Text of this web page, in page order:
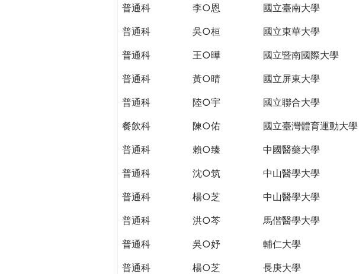
普通科 李○恩 國立臺南大學
普通科
吳○桓 國立東華大學
普通科
王○曄 國立暨南國際大學
普通科
黃○晴 國立屏東大學
普通科
陸○宇 國立聯合大學
餐飲科
陳○佑 國立臺灣體育運動大學
普通科
賴○臻 中國醫藥大學
普通科
沈○筑 中山醫學大學
普通科
楊○芝 中山醫學大學
普通科
洪○芩 馬偕醫學大學
普通科
吳○妤 輔仁大學
普通科
楊○芝 長庚大學